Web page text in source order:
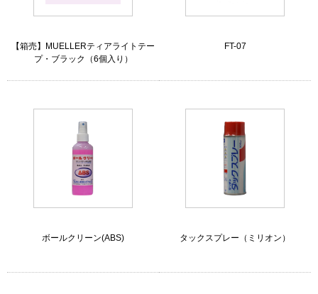
【箱売】MUELLERティアライトテー
プ・ブラック（6個入り）
FT-07
ボールクリーン(ABS) タックスプレー（ミリオン）